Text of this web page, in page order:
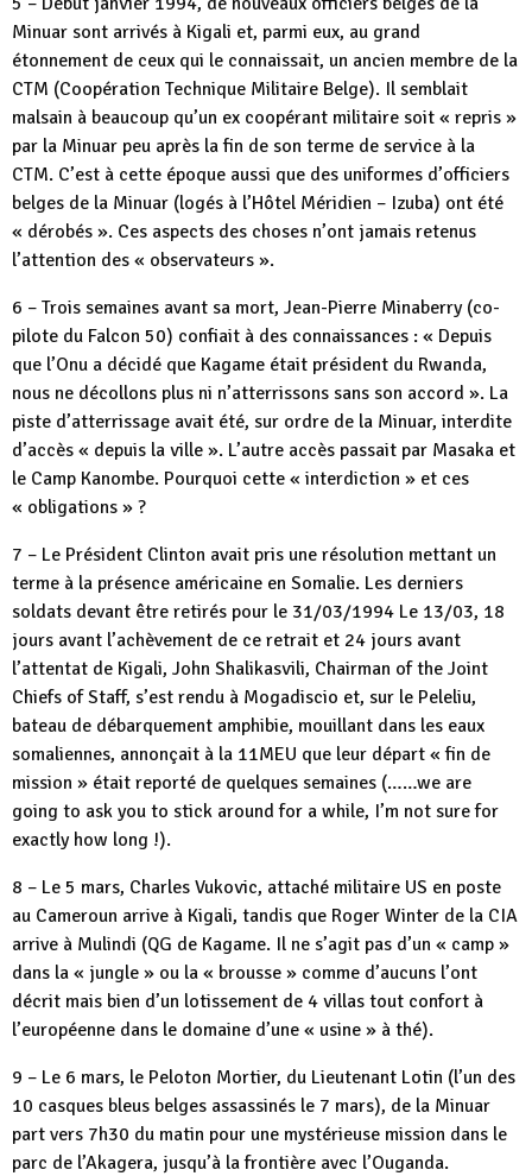
Minuar sont arrivés à Kigali et, parmi eux, au grand
étonnement de ceux qui le connaissait, un ancien membre de la
CTM (Coopération Technique Militaire Belge). Il semblait
malsain à beaucoup qu’un ex coopérant militaire soit « repris »
par la Minuar peu après la fin de son terme de service à la
CTM. C’est à cette époque aussi que des uniformes d’officiers
belges de la Minuar (logés à l’Hôtel Méridien – Izuba) ont été
« dérobés ». Ces aspects des choses n’ont jamais retenus
l’attention des « observateurs ».
6 – Trois semaines avant sa mort, Jean-Pierre Minaberry (co-
pilote du Falcon 50) confiait à des connaissances : « Depuis
que l’Onu a décidé que Kagame était président du Rwanda,
nous ne décollons plus ni n’atterrissons sans son accord ». La
piste d’atterrissage avait été, sur ordre de la Minuar, interdite
d’accès « depuis la ville ». L’autre accès passait par Masaka et
le Camp Kanombe. Pourquoi cette « interdiction » et ces
« obligations » ?
7 – Le Président Clinton avait pris une résolution mettant un
terme à la présence américaine en Somalie. Les derniers
soldats devant être retirés pour le 31/03/1994 Le 13/03, 18
jours avant l’achèvement de ce retrait et 24 jours avant
l’attentat de Kigali, John Shalikasvili, Chairman of the Joint
Chiefs of Staff, s’est rendu à Mogadiscio et, sur le Peleliu,
bateau de débarquement amphibie, mouillant dans les eaux
somaliennes, annonçait à la 11MEU que leur départ « fin de
mission » était reporté de quelques semaines (……we are
going to ask you to stick around for a while, I’m not sure for
exactly how long !).
8 – Le 5 mars, Charles Vukovic, attaché militaire US en poste
au Cameroun arrive à Kigali, tandis que Roger Winter de la CIA
arrive à Mulindi (QG de Kagame. Il ne s’agit pas d’un « camp »
dans la « jungle » ou la « brousse » comme d’aucuns l’ont
décrit mais bien d’un lotissement de 4 villas tout confort à
l’européenne dans le domaine d’une « usine » à thé).
9 – Le 6 mars, le Peloton Mortier, du Lieutenant Lotin (l’un des
10 casques bleus belges assassinés le 7 mars), de la Minuar
part vers 7h30 du matin pour une mystérieuse mission dans le
parc de l’Akagera, jusqu’à la frontière avec l’Ouganda.